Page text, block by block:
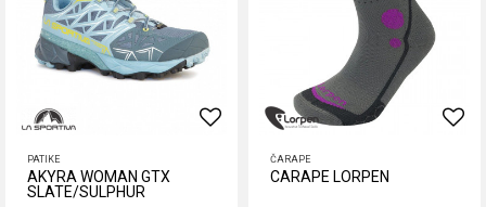
PATIKE
AKYRA WOMAN GTX
SLATE/SULPHUR
ČARAPE
CARAPE LORPEN